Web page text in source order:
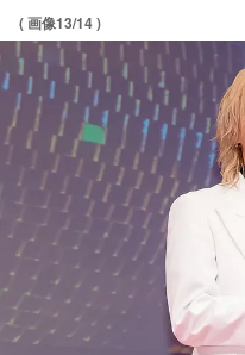
( 画像13/14 )